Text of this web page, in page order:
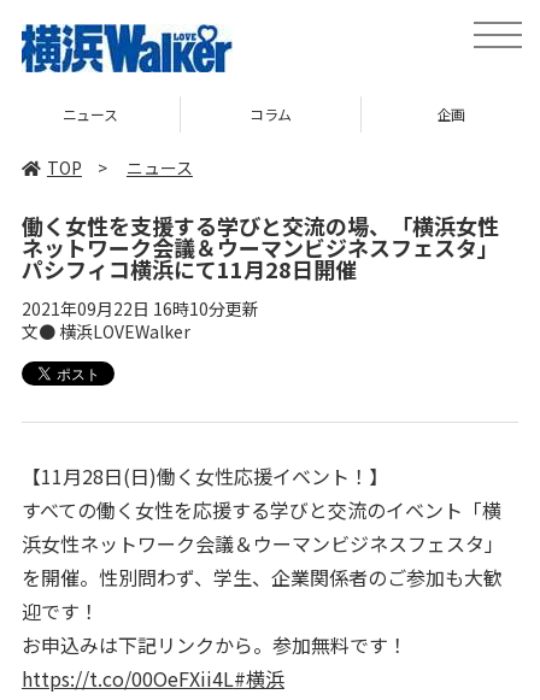
toggle
ニュース コラム 企画
TOP > ニュース
働く女性を支援する学びと交流の場、「横浜女性
ネットワーク会議＆ウーマンビジネスフェスタ」
パシフィコ横浜にて11月28日開催
2021年09月22日 16時10分更新
文● 横浜LOVEWalker
【11月28日(日)働く女性応援イベント！】
すべての働く女性を応援する学びと交流のイベント「横
浜女性ネットワーク会議＆ウーマンビジネスフェスタ」
を開催。性別問わず、学生、企業関係者のご参加も大歓
迎です！
お申込みは下記リンクから。参加無料です！
https://t.co/00OeFXii4L#横浜